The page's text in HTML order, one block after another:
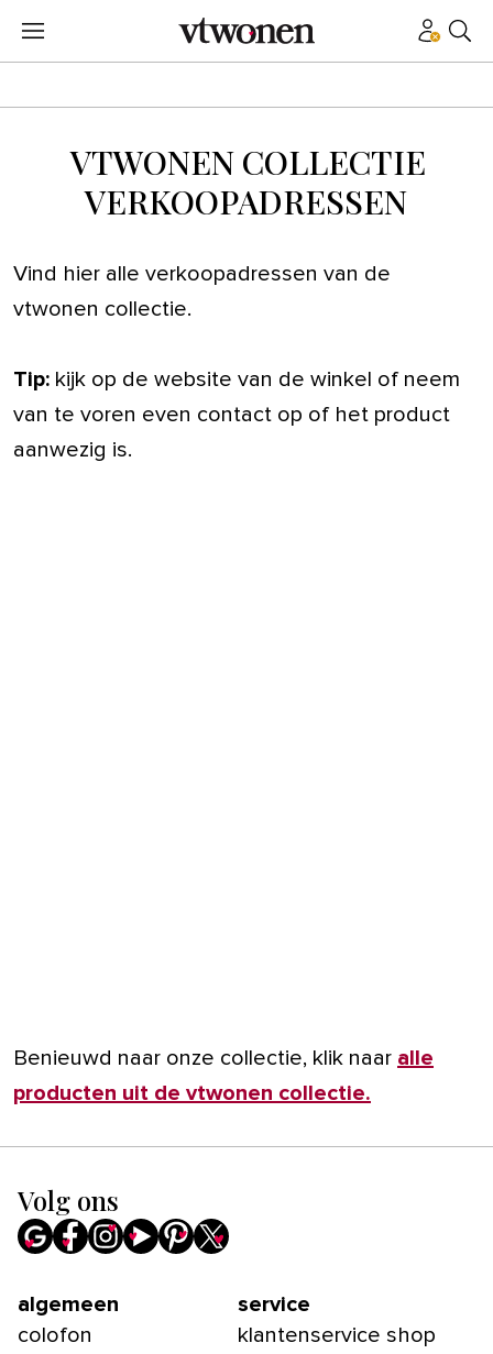
VTWONEN COLLECTIE
VERKOOPADRESSEN
Vind hier alle verkoopadressen van de
vtwonen collectie.
Tip: kijk op de website van de winkel of neem
van te voren even contact op of het product
aanwezig is.
Benieuwd naar onze collectie, klik naar alle
producten uit de vtwonen collectie.
Volg ons
algemeen
colofon
service
klantenservice shop